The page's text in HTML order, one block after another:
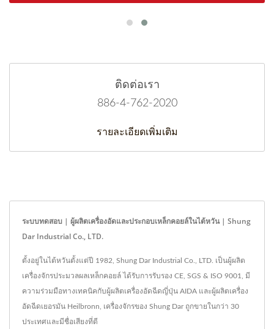
ติดต่อเรา
886-4-762-2020
รายละเอียดเพิ่มเติม
ระบบทดสอบ | ผู้ผลิตเครื่องอัดและประกอบเหล็กคอยล์ในไต้หวัน | Shung
Dar Industrial Co., LTD.
ตั้งอยู่ในไต้หวันตั้งแต่ปี 1982, Shung Dar Industrial Co., LTD. เป็นผู้ผลิต
เครื่องจักรประมวลผลเหล็กคอยล์ ได้รับการรับรอง CE, SGS & ISO 9001, มี
ความร่วมมือทางเทคนิคกับผู้ผลิตเครื่องอัดฉีดญี่ปุ่น AIDA และผู้ผลิตเครื่อง
อัดฉีดเยอรมัน Heilbronn, เครื่องจักรของ Shung Dar ถูกขายในกว่า 30
ประเทศและมีชื่อเสียงที่ดี